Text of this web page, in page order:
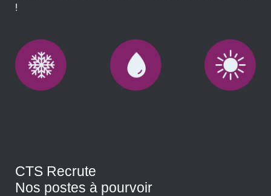
!
CTS Recrute
Nos postes à pourvoir